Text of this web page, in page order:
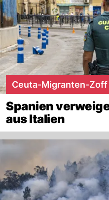
Ceuta-Migranten-Zoff
Spanien
aus Italien